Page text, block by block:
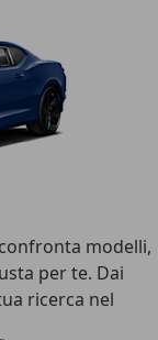
modelli,
per te. Dai
ricerca nel